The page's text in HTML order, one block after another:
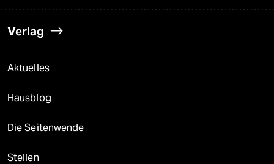
Verlag
Aktuelles
Hausblog
Die Seitenwende
Stellen